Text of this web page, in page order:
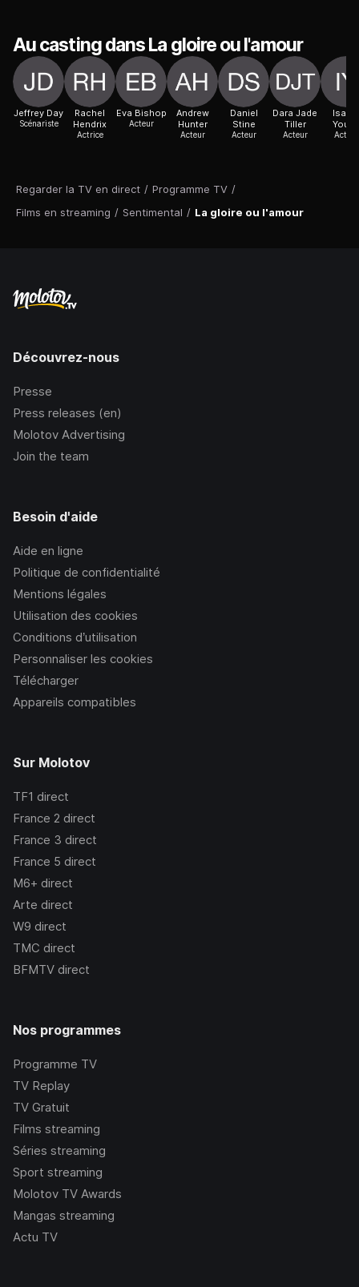
Regarder la TV en direct / Programme TV /
Films en streaming / Sentimental / La gloire ou l'amour
Au casting dans La gloire ou l'amour
Jeffrey Day
Scénariste
Rachel
Hendrix
Actrice
Eva Bishop
Acteur
Andrew
Hunter
Acteur
Daniel
Stine
Acteur
Dara Jade
Tiller
Acteur
Isabel
Acteur
Découvrez-nous
Presse
Press releases (en)
Molotov Advertising
Join the team
Besoin d'aide
Aide en ligne
Politique de confidentialité
Mentions légales
Utilisation des cookies
Conditions d’utilisation
Personnaliser les cookies
Télécharger
Appareils compatibles
Sur Molotov
TF1 direct
France 2 direct
France 3 direct
France 5 direct
M6+ direct
Arte direct
W9 direct
TMC direct
BFMTV direct
Nos programmes
Programme TV
TV Replay
TV Gratuit
Films streaming
Séries streaming
Sport streaming
Molotov TV Awards
Mangas streaming
Actu TV